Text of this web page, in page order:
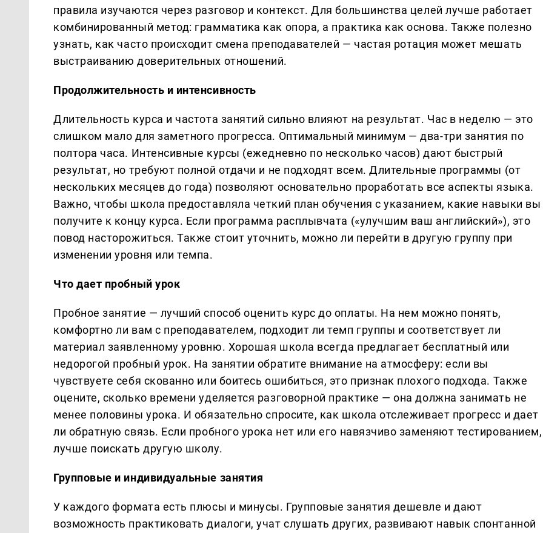
правила изучаются через разговор и контекст. Для большинства целей лучше работает
комбинированный метод: грамматика как опора, а практика как основа. Также полезно
узнать, как часто происходит смена преподавателей — частая ротация может мешать
выстраиванию доверительных отношений.
Продолжительность и интенсивность
Длительность курса и частота занятий сильно влияют на результат. Час в неделю — это
слишком мало для заметного прогресса. Оптимальный минимум — два-три занятия по
полтора часа. Интенсивные курсы (ежедневно по несколько часов) дают быстрый
результат, но требуют полной отдачи и не подходят всем. Длительные программы (от
нескольких месяцев до года) позволяют основательно проработать все аспекты языка.
Важно, чтобы школа предоставляла четкий план обучения с указанием, какие навыки вы
получите к концу курса. Если программа расплывчата («улучшим ваш английский»), это
повод насторожиться. Также стоит уточнить, можно ли перейти в другую группу при
изменении уровня или темпа.
Что дает пробный урок
Пробное занятие — лучший способ оценить курс до оплаты. На нем можно понять,
комфортно ли вам с преподавателем, подходит ли темп группы и соответствует ли
материал заявленному уровню. Хорошая школа всегда предлагает бесплатный или
недорогой пробный урок. На занятии обратите внимание на атмосферу: если вы
чувствуете себя скованно или боитесь ошибиться, это признак плохого подхода. Также
оцените, сколько времени уделяется разговорной практике — она должна занимать не
менее половины урока. И обязательно спросите, как школа отслеживает прогресс и дает
ли обратную связь. Если пробного урока нет или его навязчиво заменяют тестированием,
лучше поискать другую школу.
Групповые и индивидуальные занятия
У каждого формата есть плюсы и минусы. Групповые занятия дешевле и дают
возможность практиковать диалоги, учат слушать других, развивают навык спонтанной